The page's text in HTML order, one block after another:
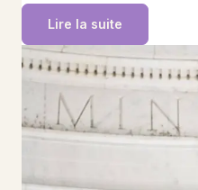
Lire la suite